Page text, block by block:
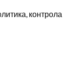
контрола